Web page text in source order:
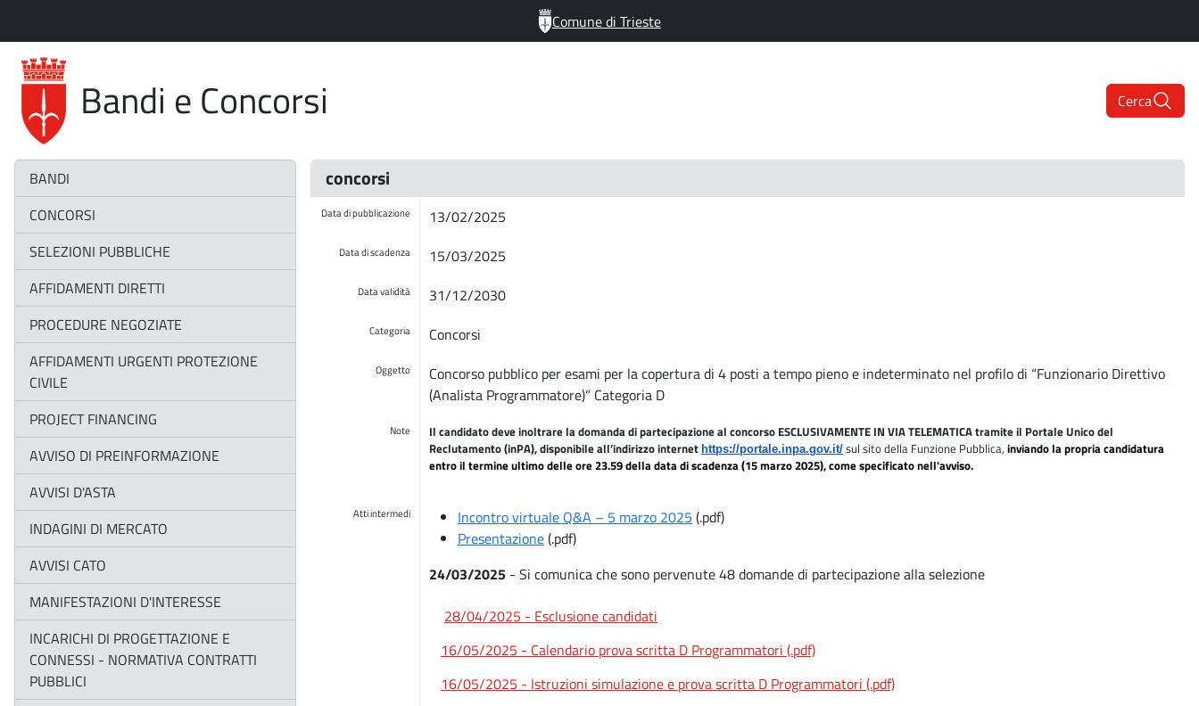
Comune di Trieste
Bandi e Concorsi Cerca
BANDI
CONCORSI
SELEZIONI PUBBLICHE
AFFIDAMENTI DIRETTI
PROCEDURE NEGOZIATE
AFFIDAMENTI URGENTI PROTEZIONE
CIVILE
PROJECT FINANCING
AVVISO DI PREINFORMAZIONE
AVVISI D'ASTA
INDAGINI DI MERCATO
AVVISI CATO
MANIFESTAZIONI D'INTERESSE
INCARICHI DI PROGETTAZIONE E
CONNESSI - NORMATIVA CONTRATTI
PUBBLICI
concorsi
Data di pubblicazione 13/02/2025
Data di scadenza 15/03/2025
Data validità 31/12/2030
Categoria Concorsi
Oggetto
Concorso pubblico per esami per la copertura di 4 posti a tempo pieno e indeterminato nel profilo di “Funzionario Direttivo
(Analista Programmatore)” Categoria D
Note Il candidato deve inoltrare la domanda di partecipazione al concorso ESCLUSIVAMENTE IN VIA TELEMATICA tramite il Portale Unico del
Reclutamento (inPA), disponibile all’indirizzo internet https://portale.inpa.gov.it/ sul sito della Funzione Pubblica, inviando la propria candidatura
entro il termine ultimodelle ore 23.59 della data di scadenza (15 marzo 2025), come specificato nell'avviso.
Atti intermedi Incontro virtuale Q&A – 5 marzo 2025 (.pdf)
Presentazione(.pdf)
24/03/2025 - Si comunica che sono pervenute 48 domande di partecipazione alla selezione
28/04/2025 - Esclusione candidati
16/05/2025 - Calendario prova scritta D Programmatori (.pdf)
16/05/2025 - Istruzioni simulazione e prova scritta D Programmatori (.pdf)